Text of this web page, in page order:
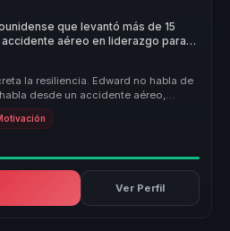
que levantó más de 15
aéreo en liderazgo para
la resiliencia. Edward no habla de
desde un accidente aéreo,
Ver Perfil